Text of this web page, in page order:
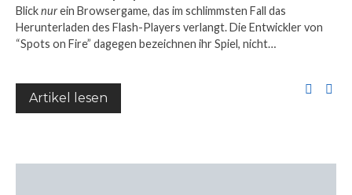
Blicknurein Browsergame, das im schlimmsten Fall das
Herunterladen des Flash-Players verlangt. Die Entwickler von
“Spots on Fire” dagegen bezeichnen ihr Spiel, nicht…
Artikel lesen